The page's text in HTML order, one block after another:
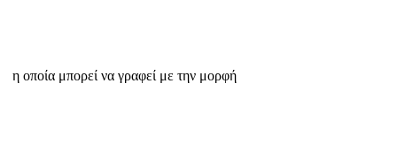
η οποία μπορεί να γραφεί με την μορφή